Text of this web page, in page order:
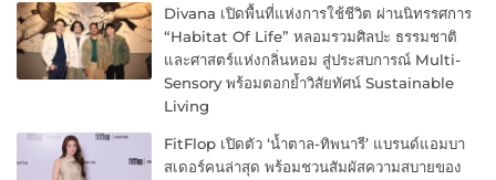
Divana เปิดพื้นที่แห่งการใช้ชีวิต ผ่านนิทรรศการ
“Habitat Of Life” หลอมรวมศิลปะ ธรรมชาติ
และศาสตร์แห่งกลิ่นหอม สู่ประสบการณ์ Multi-
Sensory พร้อมตอกย้ำวิสัยทัศน์ Sustainable
Living
FitFlop เปิดตัว ‘น้ำตาล-ทิพนารี’ แบรนด์แอมบา
สเดอร์คนล่าสุด พร้อมชวนสัมผัสความสบายของ